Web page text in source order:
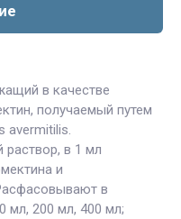
в качестве
получаемый путем
avermitilis.
раствор, в 1 мл
и
в
мл, 200 мл, 400 мл;